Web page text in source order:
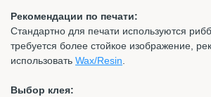
Рекомендации по печати:
Стандартно для печати используются
требуется более стойкое изображение,
использовать Wax/Resin
Выбор клея: